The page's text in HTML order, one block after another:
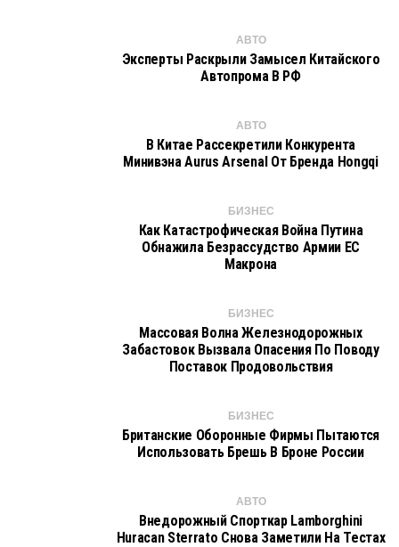
АВТО
Эксперты Раскрыли Замысел Китайского
Автопрома В РФ
АВТО
В Китае Рассекретили Конкурента
Минивэна Aurus Arsenal От Бренда Hongqi
БИЗНЕС
Как Катастрофическая Война Путина
Обнажила Безрассудство Армии ЕС
Макрона
БИЗНЕС
Массовая Волна Железнодорожных
Забастовок Вызвала Опасения По Поводу
Поставок Продовольствия
БИЗНЕС
Британские Оборонные Фирмы Пытаются
Использовать Брешь В Броне России
АВТО
Внедорожный Спорткар Lamborghini
Huracan Sterrato Снова Заметили На Тестах